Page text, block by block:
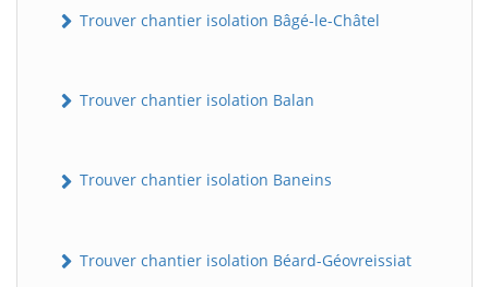
Trouver chantier isolation Bâgé-le-Châtel
Trouver chantier isolation Balan
Trouver chantier isolation Baneins
Trouver chantier isolation Béard-Géovreissiat